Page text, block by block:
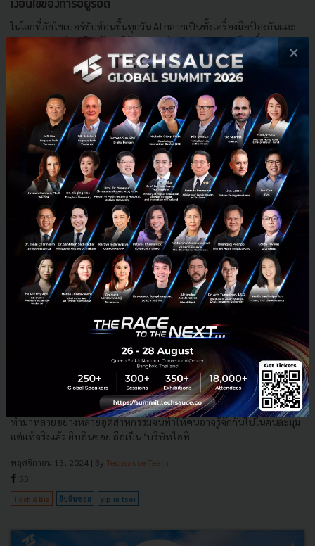
เงื่อนไขของการอยู่รอด
ในโลกที่ภัยไซเบอร์ซับซ้อนขึ้นทุกวัน AI กลายเป็นทั้งเครื่องมือป้องกันและ
ภัยคุกคามองค์กร เรียนรู้แนวโน้ม กลยุทธ์ และมาตรการรับมือ เพื่อความอยู่
รอดอย่างมั่นคงและยั่งยืน...
| ByTechsauce Team
yip-in-tsoi cyber-security
ยิบอินซอย ทำอย่างไรถึงเป็นบริษัทไอทีที่อยู่มาเกือบ 100 ปี กับเป้า
หมายใหม่โตต่อเนื่องไปอีกศตวรรษ
‘ยิบอินซอย’ (Yip In Tsoi) ชื่อของบริษัทเก่าแก่ที่อยู่คู่คนไทยมากว่า 100 ปี
ทำมาหลายอย่างหลายอุตสาหกรรมจนทำให้คนอาจรู้จักกันไปในคนละมุม
แต่แท้จริงแล้ว ยิบอินซอย ถือเป็น ‘บริษัทไอที...
พฤศจิกายน 13, 2024 | By Techsauce Team
55
Tech & Biz ยิบอินซอย yip-in-tsoi
×